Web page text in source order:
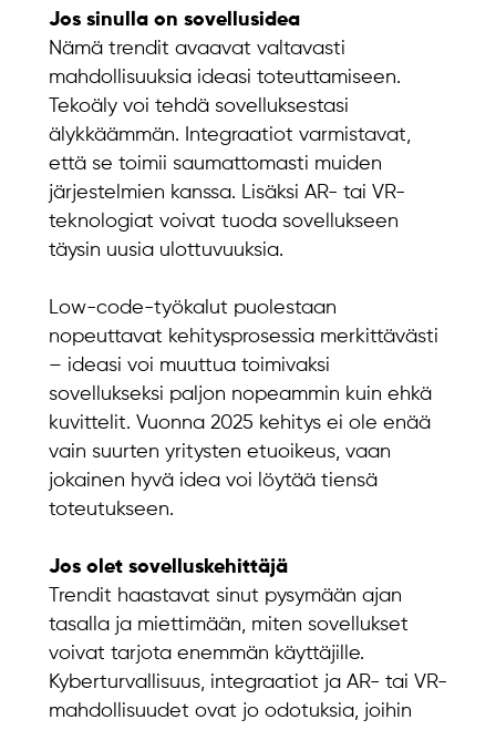
Jos sinulla on sovellusidea
Nämä trendit avaavat valtavasti
mahdollisuuksia ideasi toteuttamiseen.
Tekoäly voi tehdä sovelluksestasi
älykkäämmän. Integraatiot varmistavat,
että se toimii saumattomasti muiden
järjestelmien kanssa. Lisäksi AR- tai VR-
teknologiat voivat tuoda sovellukseen
täysin uusia ulottuvuuksia.
Low-code-työkalut puolestaan
nopeuttavat kehitysprosessia merkittävästi
– ideasi voi muuttua toimivaksi
sovellukseksi paljon nopeammin kuin ehkä
kuvittelit. Vuonna 2025 kehitys ei ole enää
vain suurten yritysten etuoikeus, vaan
jokainen hyvä idea voi löytää tiensä
toteutukseen.
Jos olet sovelluskehittäjä
Trendit haastavat sinut pysymään ajan
tasalla ja miettimään, miten sovellukset
voivat tarjota enemmän käyttäjille.
Kyberturvallisuus, integraatiot ja AR- tai VR-
mahdollisuudet ovat jo odotuksia, joihin